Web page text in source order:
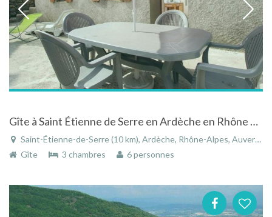
Gîte à Saint Étienne de Serre en Ardèche en Rhône Alpes au coeur du parc régional
Saint-Étienne-de-Serre (10 km), Ardèche, Rhône-Alpes, Auvergne-Rhône-Alpes, France
Gîte
3 chambres 6 personnes